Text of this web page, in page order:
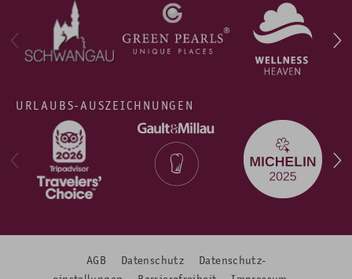
URLAUBS-AUSZEICHNUNGEN
AGB Datenschutz
Datenschutz­